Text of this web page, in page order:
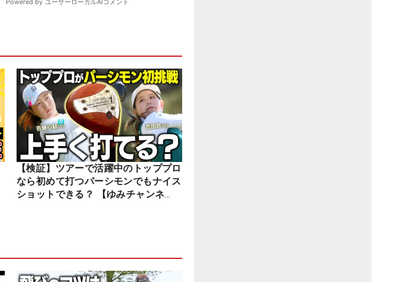
【検証】ツアーで活躍中のトッププロ
なら初めて打つパーシモンでもナイス
ショットできる？ 【ゆみチャンネ